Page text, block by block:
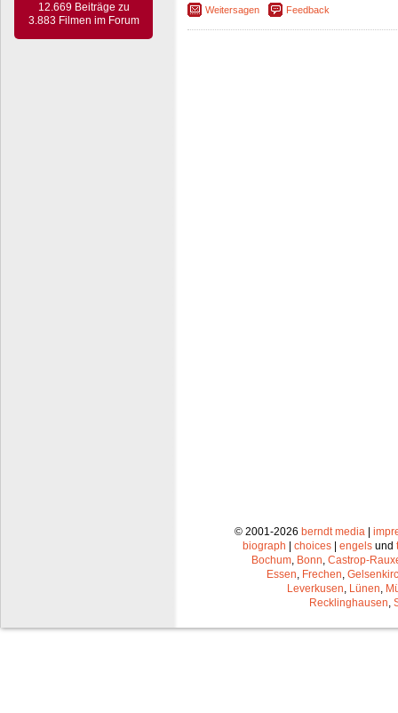
12.669 Beiträge zu
3.883 Filmen im Forum
Weitersagen Feedback
© 2001-2026 berndt media |
biograph | choices | engels und
Bochum Bonn Castrop-
Essen Frechen
Leverkusen Lünen
Recklinghausen